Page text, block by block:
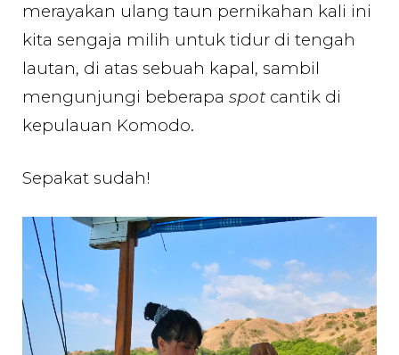
merayakan ulang taun pernikahan kali ini
kita sengaja milih untuk tidur di tengah
lautan, di atas sebuah kapal, sambil
mengunjungi beberapa spot cantik di
kepulauan Komodo.
Sepakat sudah!